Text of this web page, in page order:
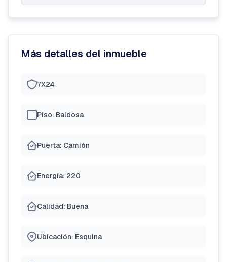
Más detalles del inmueble
7X24
Piso: Baldosa
Puerta: Camión
Energía: 220
Calidad: Buena
Ubicación: Esquina